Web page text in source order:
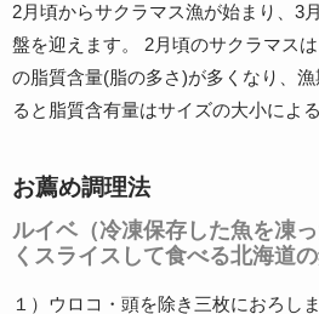
2月頃からサクラマス漁が始まり、3
盤を迎えます。 2月頃のサクラマス
の脂質含量(脂の多さ)が多くなり、
ると脂質含有量はサイズの大小によ
お薦め調理法
ルイベ（冷凍保存した魚を凍
くスライスして食べる北海道の
１）ウロコ・頭を除き三枚におろし